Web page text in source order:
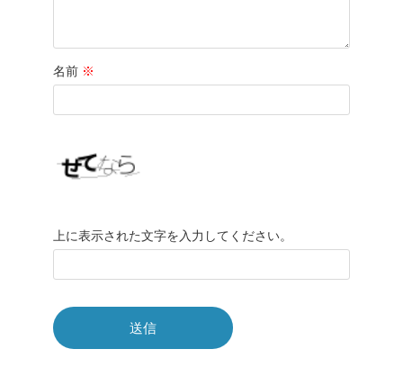
名前 ※
上に表示された文字を入力してください。